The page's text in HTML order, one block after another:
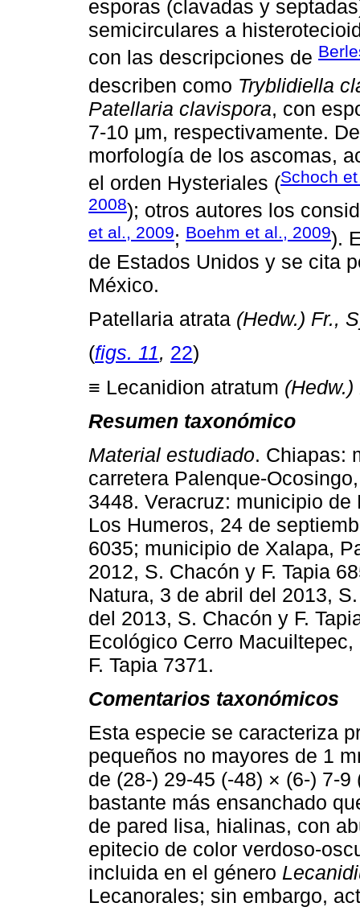
esporas (clavadas y
semicirculares a
con las descripciones de
describen como Tryblidiella
Patellaria clavispora, con
7-10 μm, respectivamente.
morfología de los ascomas,
el orden Hysteriales (Schoch
2008); otros autores los
et al., 2009; Boehm et al., 2009).
de Estados Unidos y se cita
México.
Patellaria atrata (Hedw.) Fr.,
(figs. 11, 22)
≡ Lecanidion atratum
Resumen taxonómico
Material estudiado. Chiapas:
carretera Palenque-
3448. Veracruz: municipio
Los Humeros, 24 de
6035; municipio de Xalapa,
2012, S. Chacón y F. Tapia
Natura, 3 de abril del 2013,
del 2013, S. Chacón y F.
Ecológico Cerro
F. Tapia 7371.
Comentarios taxonómicos
Esta especie se caracteriza
pequeños no mayores de 1
de (28-) 29-45 (-48) × (6-) 7-
bastante más ensanchado
de pared lisa, hialinas, con
epitecio de color verdoso-
incluida en el género
Lecanorales; sin embargo,